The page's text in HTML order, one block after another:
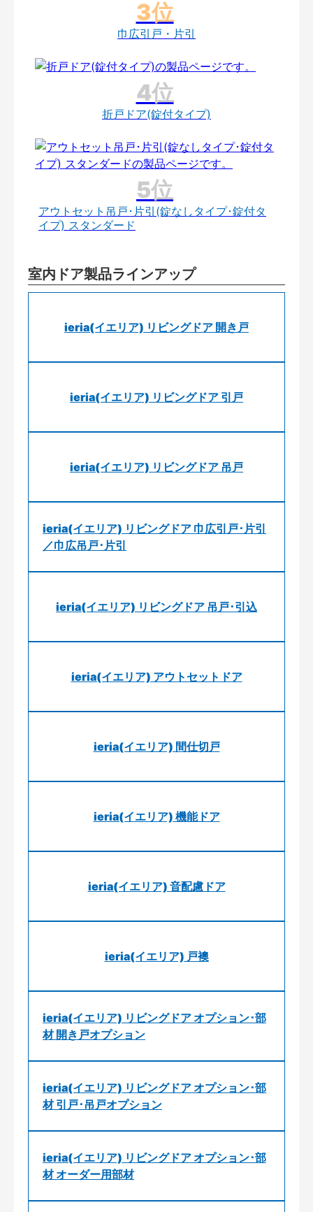
巾広引戸・片引
折戸ドア(錠付タイプ)
アウトセット吊戸･片引(錠なしタイプ･錠付タ
イプ) スタンダード
室内ドア製品ラインアップ
ieria(イエリア) リビングドア 開き戸
ieria(イエリア) リビングドア 引戸
ieria(イエリア) リビングドア 吊戸
ieria(イエリア) リビングドア 巾広引戸･片引
／巾広吊戸･片引
ieria(イエリア) リビングドア 吊戸･引込
ieria(イエリア) アウトセットドア
ieria(イエリア) 間仕切戸
ieria(イエリア) 機能ドア
ieria(イエリア) 音配慮ドア
ieria(イエリア) 戸襖
ieria(イエリア) リビングドア オプション･部
材 開き戸オプション
ieria(イエリア) リビングドア オプション･部
材 引戸･吊戸オプション
ieria(イエリア) リビングドア オプション･部
材 オーダー用部材